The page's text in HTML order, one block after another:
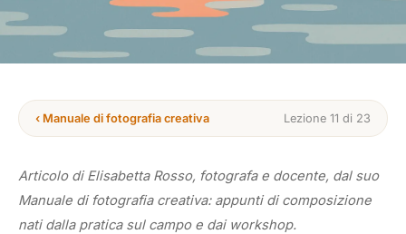
‹ Manuale di fotografia creativa Lezione 11 di 23
Articolo di Elisabetta Rosso, fotografa e docente, dal suo
Manuale di fotografia creativa: appunti di composizione
nati dalla pratica sul campo e dai workshop.